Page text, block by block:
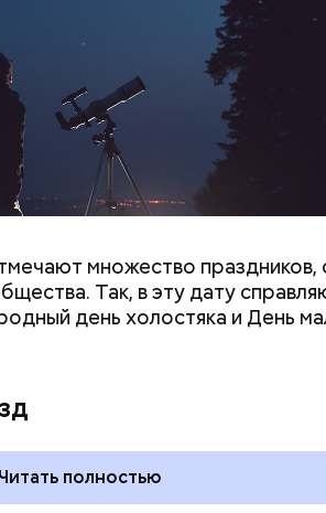
множество праздников,
Так, в эту дату
день холостяка и День
Читать полностью